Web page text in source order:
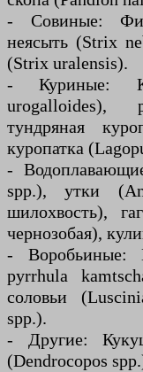
- Совиные:
неясыть (Strix
(Strix uralensis).
- Куриные:
urogalloides),
тундряная
куропатка
-
spp.), утки
шилохвость),
чернозобая),
- Воробьиные:
pyrrhula
соловьи
spp.).
- Другие:
(Dendrocopos